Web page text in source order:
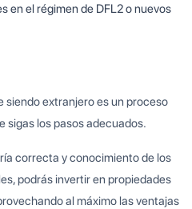
en el régimen de DFL2 o nuevos
siendo extranjero es un proceso
sigas los pasos adecuados.
correcta y conocimiento de los
podrás invertir en propiedades
al máximo las ventajas